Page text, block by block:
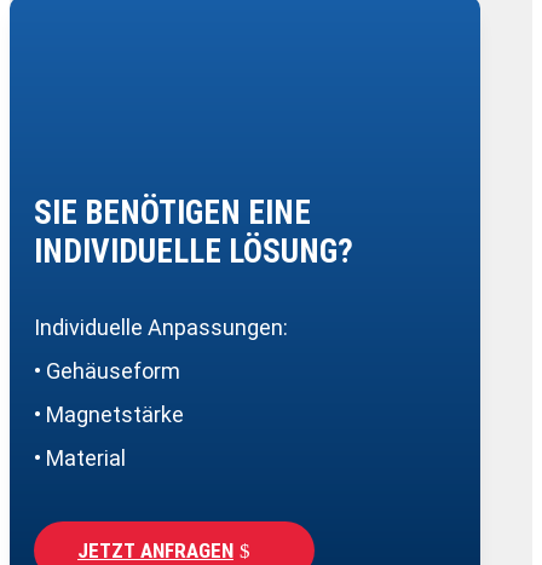
SIE BENÖTIGEN EINE
INDIVIDUELLE LÖSUNG?
Individuelle Anpassungen:
• Gehäuseform
• Magnetstärke
• Material
JETZT ANFRAGEN